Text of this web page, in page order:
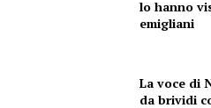
lo hanno
emigliani
La voce di
da brividi